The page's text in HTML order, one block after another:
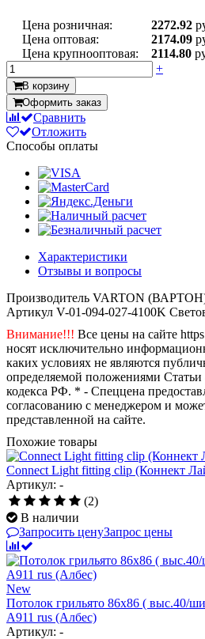
Цена розничная: 2272.92
Цена оптовая:
2174.09
Цена крупнооптовая:
2114.80
+
В корзину
Оформить заказ
Сравнить
Отложить
Способы оплаты
Характеристики
Отзывы и вопросы
Производитель VARTON
Артикул V-01-094-027-4100K
Внимание!!! Все цены на сайте
носят исключительно
каких условиях не являются
определяемой положениями Статьи
кодекса РФ. * - Спеццена
согласованию с менеджером и
представленной на сайте.
Похожие товары
Connect Light fitting clip (Коннект
Артикул: -
(2)
В наличии
Запросить ценуЗапрос цены
New
Потолок грильято 86х86 ( выс.40/
А911 rus (Албес)
Артикул: -